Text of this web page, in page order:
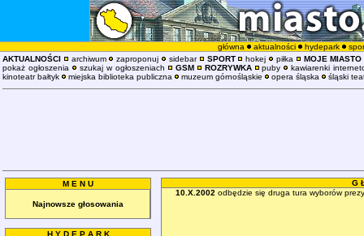
główna aktualności hydepark
AKTUALNOŚCI
archiwum zaproponuj sidebar SPORT hokej piłka
MOJE MIASTO
pokaż ogłoszenia
szukaj w ogłoszeniach GSM ROZRYWKA puby
kawiarenki
kinoteatr bałtyk
miejska biblioteka publiczna muzeum górnośląskie opera śląska śląski
M E N U
Najnowsze głosowania
H Y D E P A R K
G
10.X.2002 odbędzie się druga tura wyborów